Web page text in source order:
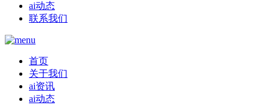
ai动态
联系我们
首页
关于我们
ai资讯
ai动态